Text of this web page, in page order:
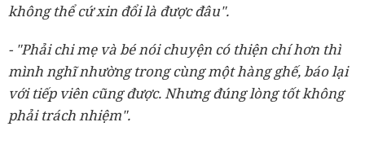
không thể cứ xin đổi là được đâu".
- "Phải chi mẹ và bé nói chuyện có thiện chí hơn thì
mình nghĩ nhường trong cùng một hàng ghế, báo lại
với tiếp viên cũng được. Nhưng đúng lòng tốt không
phải trách nhiệm".